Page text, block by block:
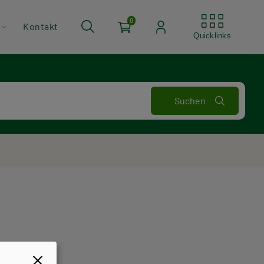
Kontakt
0
Quicklinks